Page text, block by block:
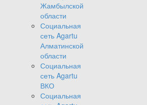
Жамбылской
области
Социальная
сеть Agartu
Алматинской
области
Социальная
сеть Agartu
ВКО
Социальная